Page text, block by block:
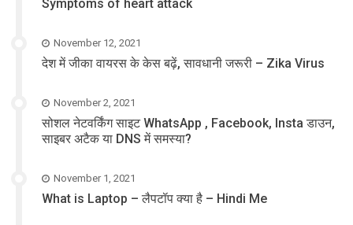
Symptoms of heart attack
November 12, 2021
देश में जीका वायरस के केस बढ़ें, सावधानी जरूरी – Zika Virus
November 2, 2021
सोशल नेटवर्किंग साइट WhatsApp , Facebook, Insta डाउन,
साइबर अटैक या DNS में समस्या?
November 1, 2021
What is Laptop – लैपटॉप क्या है – Hindi Me